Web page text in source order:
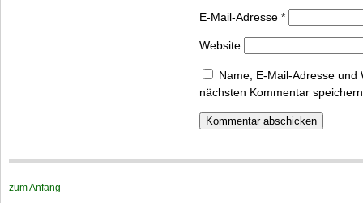
E-Mail-Adresse *
Website
Name, E-Mail-Adresse
nächsten Kommentar
zum Anfang